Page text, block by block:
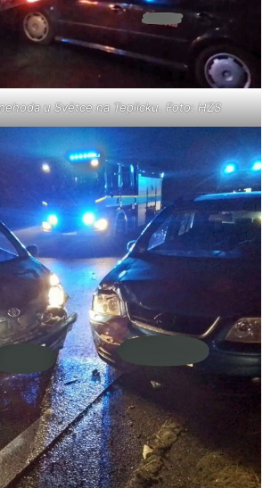
u Světce na Teplicku. Foto: HZS